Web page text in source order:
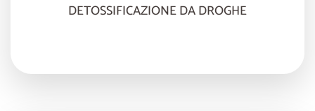
DETOSSIFICAZIONE DA DROGHE